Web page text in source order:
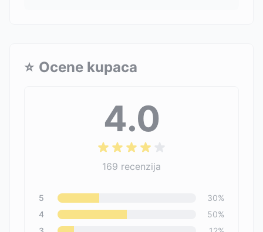
⭐ Ocene kupaca
4.0
169 recenzija
5 30%
4
50%